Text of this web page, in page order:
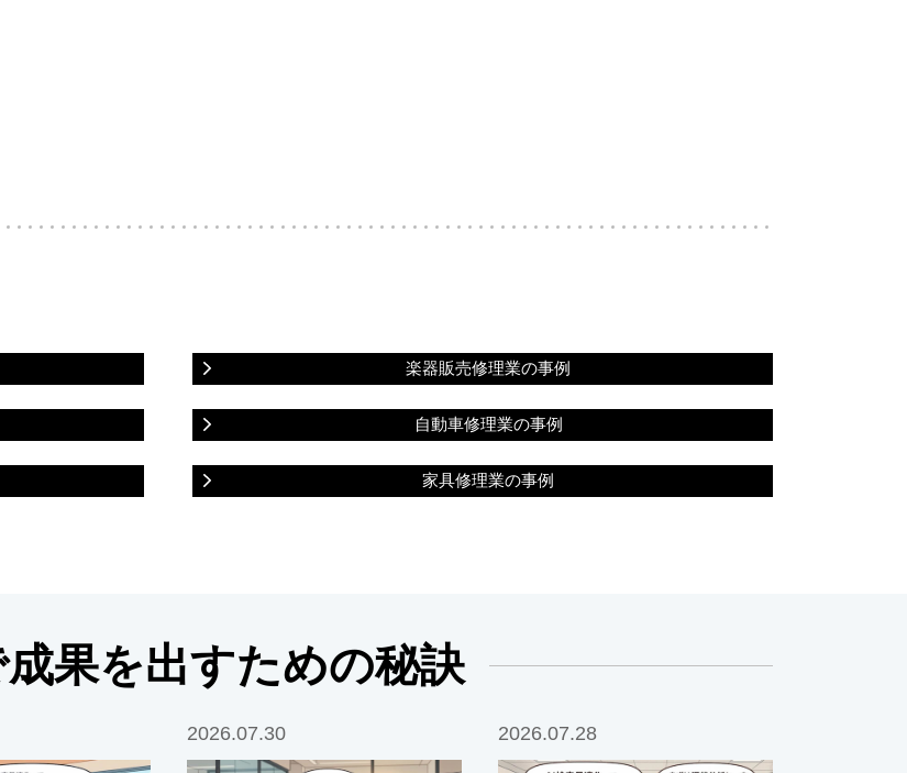
楽器販売修理業の事例
自動車修理業の事例
家具修理業の事例
果を出すための秘訣
2026.07.30 2026.07.28